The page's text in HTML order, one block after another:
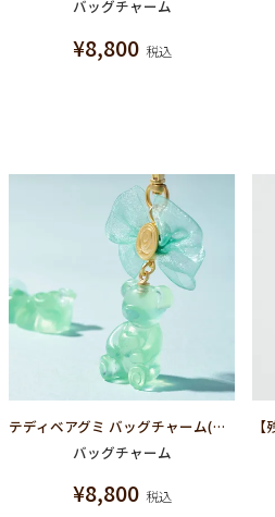
バッグチャーム
¥8,800 税込
テディベアグミ バッグチャーム(ミント)
バッグチャーム
¥8,800 税込